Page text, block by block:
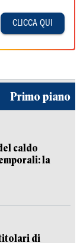
CLICCA QUI
Primo piano
caldo
la
titolari di